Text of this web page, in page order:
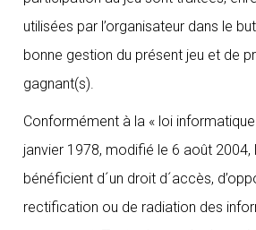
utilisées par l’organisateur dans le
bonne gestion du présent jeu et de
gagnant(s).
Conformément à la « loi
janvier 1978, modifié le 6 août 2004,
bénéficient d´un droit d´accès,
rectification ou de radiation des